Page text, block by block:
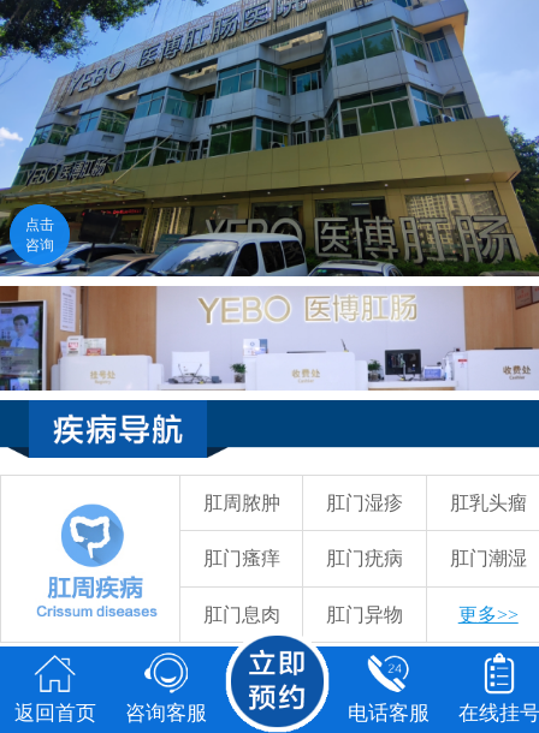
点击
咨询
点击
咨询
返回首页 咨询客服 电话客服 在线挂号